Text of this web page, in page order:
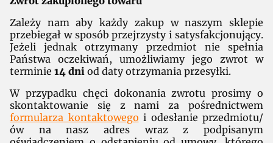
Zależy nam aby każdy zakup w naszym sklepie
przebiegał w sposób przejrzysty i satysfakcjonujący.
Jeżeli jednak otrzymany przedmiot nie spełnia
Państwa oczekiwań, umożliwiamy jego zwrot w
terminie 14 dni od daty otrzymania przesyłki.
W przypadku chęci dokonania zwrotu prosimy o
skontaktowanie się z nami za pośrednictwem
formularza kontaktowego i odesłanie przedmiotu/
ów na nasz adres wraz z podpisanym